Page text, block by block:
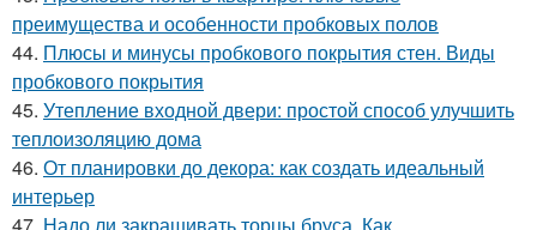
преимущества и особенности пробковых полов
44. Плюсы и минусы пробкового покрытия стен. Виды
пробкового покрытия
45. Утепление входной двери: простой способ улучшить
теплоизоляцию дома
46. От планировки до декора: как создать идеальный
интерьер